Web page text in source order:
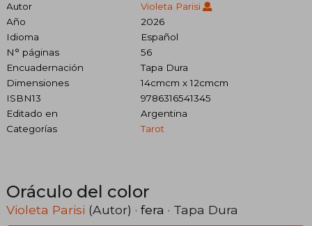
Autor
Violeta Parisi
Año
2026
Idioma
Español
N° páginas
56
Encuadernación
Tapa Dura
Dimensiones
14cmcm x 12cmcm
ISBN13
9786316541345
Editado en
Argentina
Categorías
Tarot
Oráculo del color
Violeta Parisi (Autor) · fera · Tapa Dura